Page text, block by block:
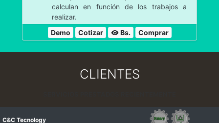
calculan en función de los trabajos a
realizar.
Demo
Cotizar visibilityBs. Comprar
CLIENTES
C&C Tecnology